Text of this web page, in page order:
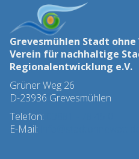
Grevesmühlen Stadt ohne
Verein für nachhaltige
Regionalentwicklung e.V.
Grüner Weg 26
D-23936 Grevesmühlen
Telefon:
E-Mail: